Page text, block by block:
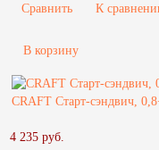
Сравнить К
В корзину
CRAFT Старт-сэндвич,
4 235 руб.